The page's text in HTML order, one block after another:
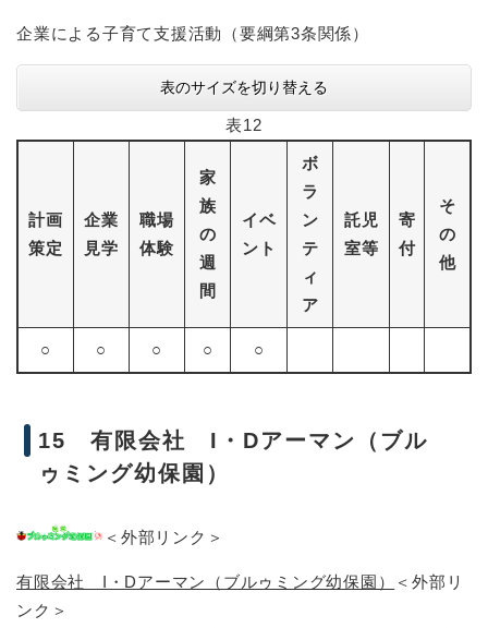
企業による子育て支援活動（要綱第3条関係）
表のサイズを切り替える
表12
計画
策定
企業
見学
職場
体験
家
族
の
週
間
イベ
ント
ボ
ラ
ン
テ
ィ
ア
託児
室等
寄
付
そ
の
他
○ ○ ○ ○ ○
15 有限会社 I・Dアーマン（ブル
ゥミング幼保園）
＜外部リンク＞
有限会社 I・Dアーマン（ブルゥミング幼保園）
＜外部リ
ンク＞